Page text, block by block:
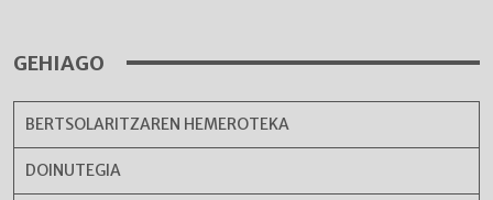
GEHIAGO
BERTSOLARITZAREN HEMEROTEKA
DOINUTEGIA